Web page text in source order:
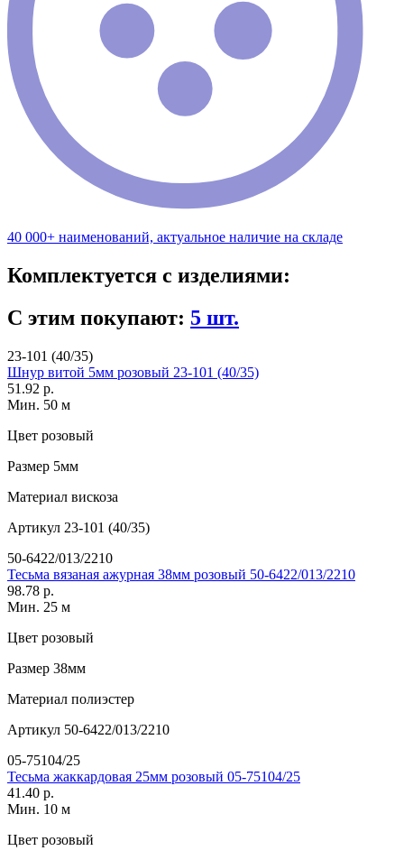
40 000+ наименований, актуальное наличие на складе
Комплектуется с изделиями:
С этим покупают: 5 шт.
23-101 (40/35)
Шнур витой 5мм розовый 23-101 (40/35)
51.92 р.
Мин. 50 м
Цвет розовый
Размер 5мм
Материал вискоза
Артикул 23-101 (40/35)
50-6422/013/2210
Тесьма вязаная ажурная 38мм розовый 50-6422/013/2210
98.78 р.
Мин. 25 м
Цвет розовый
Размер 38мм
Материал полиэстер
Артикул 50-6422/013/2210
05-75104/25
Тесьма жаккардовая 25мм розовый 05-75104/25
41.40 р.
Мин. 10 м
Цвет розовый